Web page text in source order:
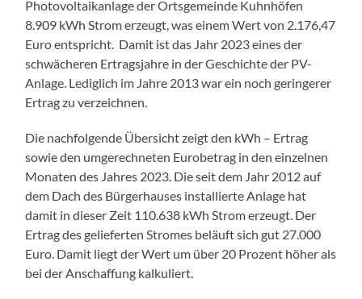
Photovoltaikanlage der Ortsgemeinde Kuhnhöfen
8.909 kWh Strom erzeugt, was einem Wert von 2.176,47
Euro entspricht. Damit ist das Jahr 2023 eines der
schwächeren Ertragsjahre in der Geschichte der PV-
Anlage. Lediglich im Jahre 2013 war ein noch geringerer
Ertrag zu verzeichnen.
Die nachfolgende Übersicht zeigt den kWh – Ertrag
sowie den umgerechneten Eurobetrag in den einzelnen
Monaten des Jahres 2023. Die seit dem Jahr 2012 auf
dem Dach des Bürgerhauses installierte Anlage hat
damit in dieser Zeit 110.638 kWh Strom erzeugt. Der
Ertrag des gelieferten Stromes beläuft sich gut 27.000
Euro. Damit liegt der Wert um über 20 Prozent höher als
bei der Anschaffung kalkuliert.